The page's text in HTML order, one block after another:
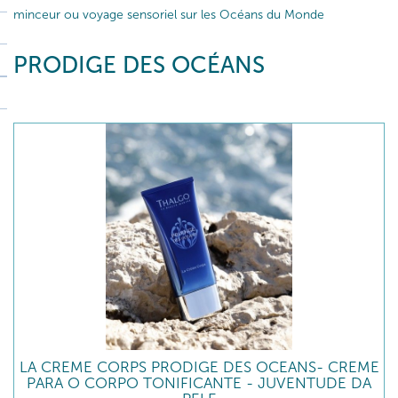
minceur ou voyage sensoriel sur les Océans du Monde
PRODIGE DES OCÉANS
LA CREME CORPS PRODIGE DES OCEANS- CREME
PARA O CORPO TONIFICANTE - JUVENTUDE DA